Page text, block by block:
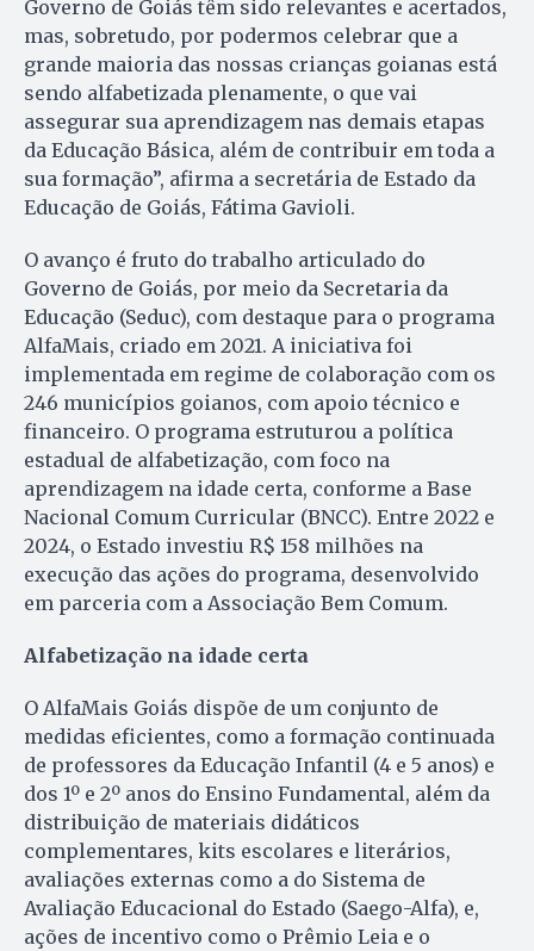
Governo de Goiás têm sido relevantes e acertados,
mas, sobretudo, por podermos celebrar que a
grande maioria das nossas crianças goianas está
sendo alfabetizada plenamente, o que vai
assegurar sua aprendizagem nas demais etapas
da Educação Básica, além de contribuir em toda a
sua formação”, afirma a secretária de Estado da
Educação de Goiás, Fátima Gavioli.
O avanço é fruto do trabalho articulado do
Governo de Goiás, por meio da Secretaria da
Educação (Seduc), com destaque para o programa
AlfaMais, criado em 2021. A iniciativa foi
implementada em regime de colaboração com os
246 municípios goianos, com apoio técnico e
financeiro. O programa estruturou a política
estadual de alfabetização, com foco na
aprendizagem na idade certa, conforme a Base
Nacional Comum Curricular (BNCC). Entre 2022 e
2024, o Estado investiu R$ 158 milhões na
execução das ações do programa, desenvolvido
em parceria com a Associação Bem Comum.
Alfabetização na idade certa
O AlfaMais Goiás dispõe de um conjunto de
medidas eficientes, como a formação continuada
de professores da Educação Infantil (4 e 5 anos) e
dos 1º e 2º anos do Ensino Fundamental, além da
distribuição de materiais didáticos
complementares, kits escolares e literários,
avaliações externas como a do Sistema de
Avaliação Educacional do Estado (Saego-Alfa), e,
ações de incentivo como o Prêmio Leia e o